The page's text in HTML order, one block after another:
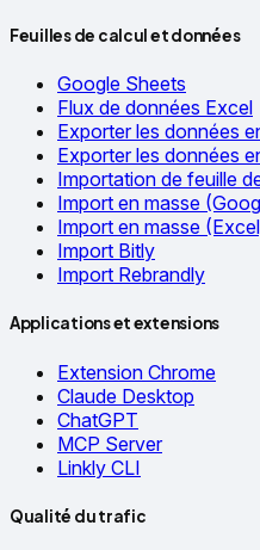
Feuilles de calcul et données
Google Sheets
Flux de données Excel
Exporter les données
Exporter les données
Importation de feuille
Import en masse
Import en masse
Import Bitly
Import Rebrandly
Applications et extensions
Extension Chrome
Claude Desktop
ChatGPT
MCP Server
Linkly CLI
Qualité du trafic